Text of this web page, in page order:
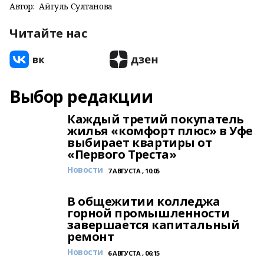
Автор: Айгуль Султанова
Читайте нас
Выбор редакции
Каждый третий покупатель
жилья «комфорт плюс» в Уфе
выбирает квартиры от
«Первого Треста»
Новости 7 АВГУСТА , 10:05
В общежитии колледжа
горной промышленности
завершается капитальный
ремонт
Новости 6 АВГУСТА , 06:15